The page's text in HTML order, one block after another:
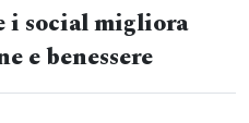
i social migliora
e benessere